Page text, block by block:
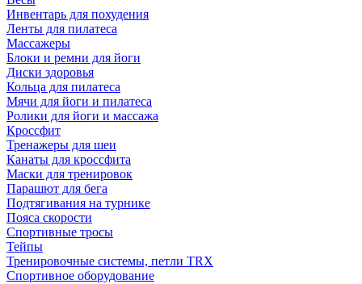
Инвентарь для похудения
Ленты для пилатеса
Массажеры
Блоки и ремни для йоги
Диски здоровья
Кольца для пилатеса
Мячи для йоги и пилатеса
Ролики для йоги и массажа
Кроссфит
Тренажеры для шеи
Канаты для кроссфита
Маски для тренировок
Парашют для бега
Подтягивания на турнике
Пояса скорости
Спортивные тросы
Тейпы
Тренировочные системы, петли TRX
Спортивное оборудование